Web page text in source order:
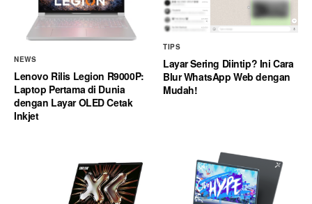
NEWS
Lenovo Rilis Legion R9000P:
Laptop Pertama di Dunia
dengan Layar OLED Cetak
Inkjet
TIPS
Layar Sering Diintip? Ini Cara
Blur WhatsApp Web dengan
Mudah!